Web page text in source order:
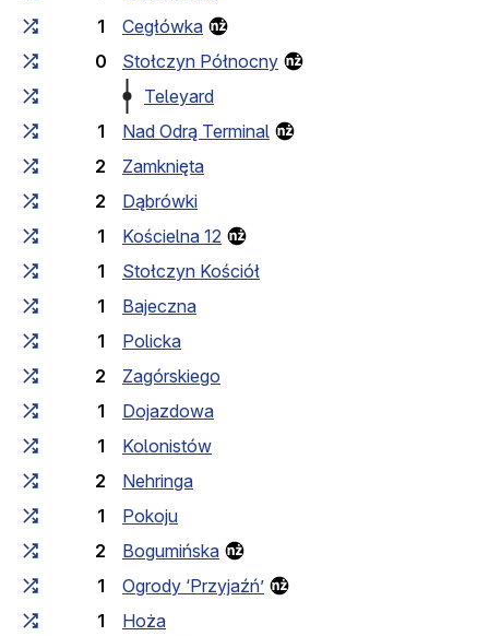
1
Cegłówka
0
Stołczyn Północny
Teleyard
1
Nad Odrą Terminal
2
Zamknięta
2
Dąbrówki
1
Kościelna 12
1
Stołczyn Kościół
1
Bajeczna
1
Policka
2
Zagórskiego
1
Dojazdowa
1
Kolonistów
2
Nehringa
1
Pokoju
2
Bogumińska
1
Ogrody ‘Przyjaźń’
1
Hoża